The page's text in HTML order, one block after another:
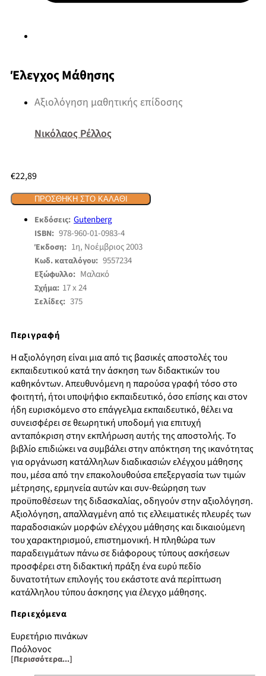
Έλεγχος Μάθησης
Αξιολόγηση μαθητικής επίδοσης
Νικόλαος Ρέλλος
€22,89
ΠΡΟΣΘΉΚΗ ΣΤΟ ΚΑΛΆΘΙ
Εκδόσεις: Gutenberg
ISBN: 978-960-01-0983-4
Έκδοση: 1η, Νοέμβριος 2003
Κωδ. καταλόγου: 9557234
Εξώφυλλο: Μαλακό
Σχήμα: 17 x 24
Σελίδες: 375
Περιγραφή
Η αξιολόγηση είναι μια από τις βασικές αποστολές του
εκπαιδευτικού κατά την άσκηση των διδακτικών του
καθηκόντων. Απευθυνόμενη η παρούσα γραφή τόσο στο
φοιτητή, ήτοι υποψήφιο εκπαιδευτικό, όσο επίσης και στον
ήδη ευρισκόμενο στο επάγγελμα εκπαιδευτικό, θέλει να
συνεισφέρει σε θεωρητική υποδομή για επιτυχή
ανταπόκριση στην εκπλήρωση αυτής της αποστολής. Το
βιβλίο επιδιώκει να συμβάλει στην απόκτηση της ικανότητας
για οργάνωση κατάλληλων διαδικασιών ελέγχου μάθησης
που, μέσα από την επακολουθούσα επεξεργασία των τιμών
μέτρησης, ερμηνεία αυτών και συν-θεώρηση των
προϋποθέσεων της διδασκαλίας, οδηγούν στην αξιολόγηση.
Αξιολόγηση, απαλλαγμένη από τις ελλειματικές πλευρές των
παραδοσιακών μορφών ελέγχου μάθησης και δικαιούμενη
του χαρακτηρισμού, επιστημονική. Η πληθώρα των
παραδειγμάτων πάνω σε διάφορους τύπους ασκήσεων
προσφέρει στη διδακτική πράξη ένα ευρύ πεδίο
δυνατοτήτων επιλογής του εκάστοτε ανά περίπτωση
κατάλληλου τύπου άσκησης για έλεγχο μάθησης.
Περιεχόμενα
Ευρετήριο πινάκων
Πρόλογος
Εισαγωγικά
[Περισσότερα...]